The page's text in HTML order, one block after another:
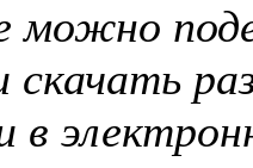
можно
в